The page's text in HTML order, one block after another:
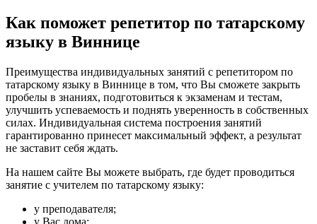
Как поможет репетитор по татарскому
языку в Виннице
Преимущества индивидуальных занятий с репетитором по
татарскому языку в Виннице в том, что Вы сможете закрыть
пробелы в знаниях, подготовиться к экзаменам и тестам,
улучшить успеваемость и поднять уверенность в собственных
силах. Индивидуальная система построения занятий
гарантированно принесет максимальный эффект, а результат
не заставит себя ждать.
На нашем сайте Вы можете выбрать, где будет проводиться
занятие с учителем по татарскому языку:
у преподавателя;
у Вас дома;